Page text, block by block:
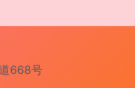
668号